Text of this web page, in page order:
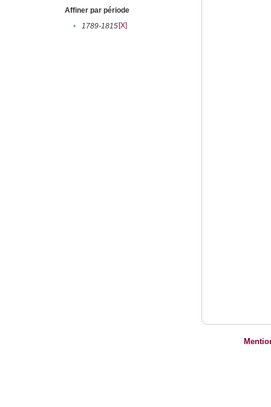
Affiner par période
•
1789-1815[X]